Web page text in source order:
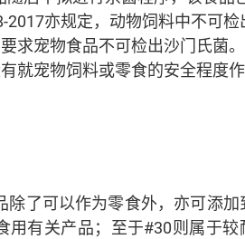
亦规定，动物饲料中不可检
求宠物食品不可检出沙门氏菌
就宠物饲料或零食的安全程度
了可以作为零食外，亦可添加
用有关产品；至于#30则属于较